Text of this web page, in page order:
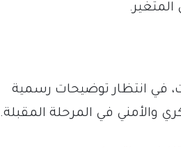
في انتظار توضيحات رسمية
والأمني في المرحلة المقبلة.